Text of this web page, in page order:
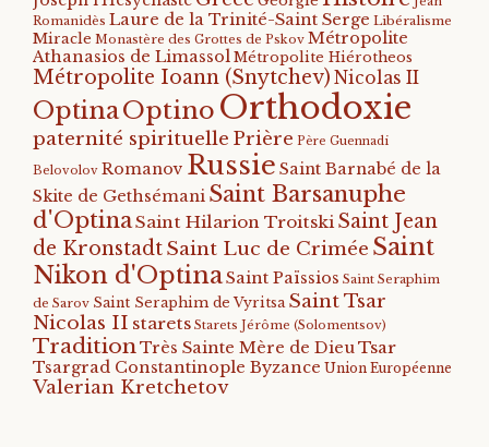
Romanidès Laure de la Trinité-Saint Serge Libéralisme
Miracle Monastère des Grottes de Pskov Métropolite
Athanasios de Limassol Métropolite Hiérotheos
Métropolite Ioann (Snytchev) Nicolas II
OptinaOptino Orthodoxie
paternité spirituelle Prière Père Guennadi
Belovolov Romanov Russie Saint Barnabé de la
Skite de Gethsémani Saint Barsanuphe
d'OptinaSaint Hilarion Troitski Saint Jean
de KronstadtSaint Luc de Crimée Saint
Nikon d'OptinaSaint Païssios Saint Seraphim
de Sarov Saint Seraphim de Vyritsa Saint Tsar
Nicolas II starets Starets Jérôme (Solomentsov)
TraditionTrès Sainte Mère de DieuTsar
Tsargrad Constantinople Byzance Union Européenne
Valerian Kretchetov